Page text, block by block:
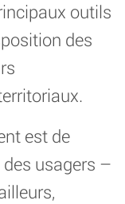
outils
des
est de
usagers –